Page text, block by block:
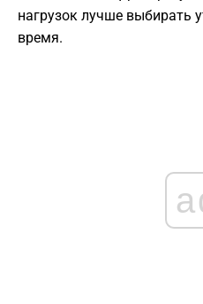
нагрузок лучше выбирать
время.